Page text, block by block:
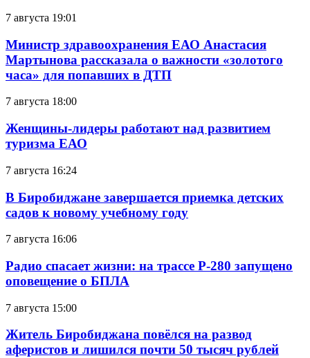
7 августа 19:01
Министр здравоохранения ЕАО Анастасия
Мартынова рассказала о важности «золотого
часа» для попавших в ДТП
7 августа 18:00
Женщины-лидеры работают над развитием
туризма ЕАО
7 августа 16:24
В Биробиджане завершается приемка детских
садов к новому учебному году
7 августа 16:06
Радио спасает жизни: на трассе Р-280 запущено
оповещение о БПЛА
7 августа 15:00
Житель Биробиджана повёлся на развод
аферистов и лишился почти 50 тысяч рублей